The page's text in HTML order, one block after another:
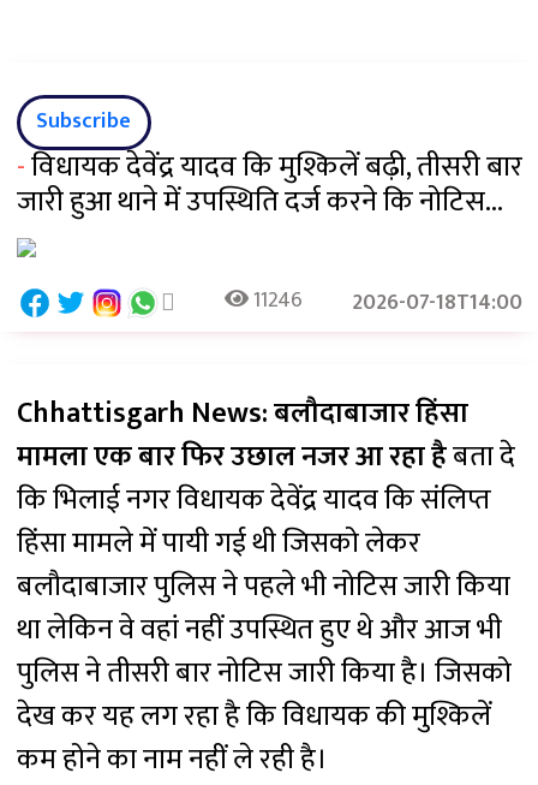
Subscribe
-विधायक देवेंद्र यादव कि मुश्किलें बढ़ी, तीसरी बार
जारी हुआ थाने में उपस्थिति दर्ज करने कि नोटिस...
11246 2026-07-18T14:00
Chhattisgarh News: बलौदाबाजार हिंसा
मामला एक बार फिर उछाल नजर आ रहा हैबता दे
कि भिलाई नगर विधायक देवेंद्र यादव कि संलिप्त
हिंसा मामले में पायी गई थी जिसको लेकर
बलौदाबाजार पुलिस ने पहले भी नोटिस जारी किया
था लेकिन वे वहां नहीं उपस्थित हुए थे और आज भी
पुलिस ने तीसरी बार नोटिस जारी किया है। जिसको
देख कर यह लग रहा है कि विधायक की मुश्किलें
कम होने का नाम नहीं ले रही है।